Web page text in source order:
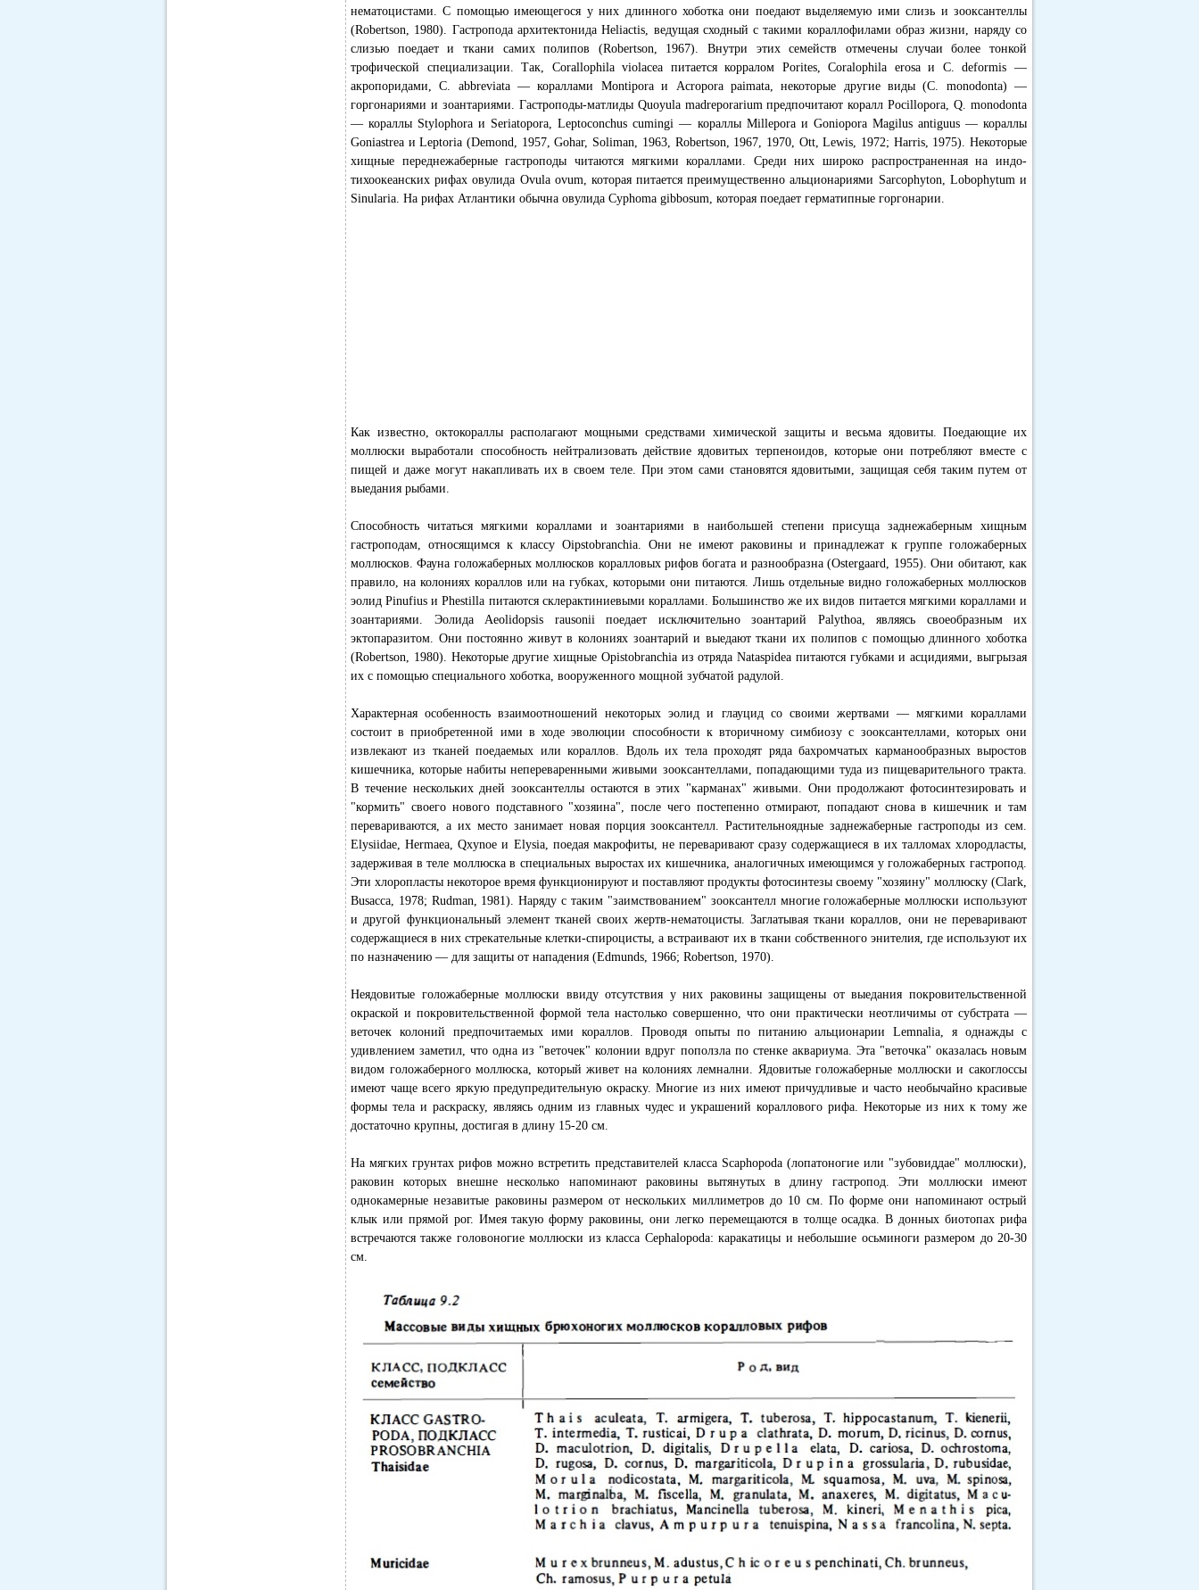
нематоцистами. С помощью имеющегося у них длинного хоботка они поедают выделяемую ими слизь и зооксантеллы
(Robertson, 1980). Гастропода архитектонида Heliactis, ведущая сходный с такими кораллофилами образ жизни, наряду со
слизью поедает и ткани самих полипов (Robertson, 1967). Внутри этих семейств отмечены случаи более тонкой
трофической специализации. Так, Corallophila violacea питается корралом Porites, Coralophila erosa и С. deformis —
акропоридами, С. abbreviata — кораллами Montipora и Acropora paimata, некоторые другие виды (С. monodonta) —
горгонариями и зоантариями. Гастроподы-матлиды Quoyula madreporarium предпочитают коралл Pocillopora, Q. monodonta
— кораллы Stylophora и Seriatopora, Leptoconchus cumingi — кораллы Millepora и Goniopora Magilus antiguus — кораллы
Goniastrea и Leptoria (Demond, 1957, Gohar, Soliman, 1963, Robertson, 1967, 1970, Ott, Lewis, 1972; Harris, 1975). Некоторые
хищные переднежаберные гастроподы читаются мягкими кораллами. Среди них широко распространенная на индо-
тихоокеанских рифах овулида Ovula ovum, которая питается преимущественно альционариями Sarcophyton, Lobophytum и
Sinularia. На рифах Атлантики обычна овулида Cyphoma gibbosum, которая поедает герматипные горгонарии.
Как известно, октокораллы располагают мощными средствами химической защиты и весьма ядовиты. Поедающие их
моллюски выработали способность нейтрализовать действие ядовитых терпеноидов, которые они потребляют вместе с
пищей и даже могут накапливать их в своем теле. При этом сами становятся ядовитыми, защищая себя таким путем от
выедания рыбами.
Способность читаться мягкими кораллами и зоантариями в наибольшей степени присуща заднежаберным хищным
гастроподам, относящимся к классу Oipstobranchia. Они не имеют раковины и принадлежат к группе голожаберных
моллюсков. Фауна голожаберных моллюсков коралловых рифов богата и разнообразна (Ostergaard, 1955). Они обитают, как
правило, на колониях кораллов или на губках, которыми они питаются. Лишь отдельные видно голожаберных моллюсков
эолид Pinufius и Phestilla питаются склерактиниевыми кораллами. Большинство же их видов питается мягкими кораллами и
зоантариями. Эолида Aeolidopsis rausonii поедает исключительно зоантарий Palythoa, являясь своеобразным их
эктопаразитом. Они постоянно живут в колониях зоантарий и выедают ткани их полипов с помощью длинного хоботка
(Robertson, 1980). Некоторые другие хищные Opistobranchia из отряда Nataspidea питаются губками и асцидиями, выгрызая
их с помощью специального хоботка, вооруженного мощной зубчатой радулой.
Характерная особенность взаимоотношений некоторых эолид и глауцид со своими жертвами — мягкими кораллами
состоит в приобретенной ими в ходе эволюции способности к вторичному симбиозу с зооксантеллами, которых они
извлекают из тканей поедаемых или кораллов. Вдоль их тела проходят ряда бахромчатых карманообразных выростов
кишечника, которые набиты непереваренными живыми зооксантеллами, попадающими туда из пищеварительного тракта.
В течение нескольких дней зооксантеллы остаются в этих "карманах" живыми. Они продолжают фотосинтезировать и
"кормить" своего нового подставного "хозяина", после чего постепенно отмирают, попадают снова в кишечник и там
перевариваются, а их место занимает новая порция зооксантелл. Растительноядные заднежаберные гастроподы из сем.
Elysiidae, Hermaea, Qxynoe и Elysia, поедая макрофиты, не переваривают сразу содержащиеся в их талломах хлородласты,
задерживая в теле моллюска в специальных выростах их кишечника, аналогичных имеющимся у голожаберных гастропод.
Эти хлоропласты некоторое время функционируют и поставляют продукты фотосинтезы своему "хозяину" моллюску (Clark,
Busacca, 1978; Rudman, 1981). Наряду с таким "заимствованием" зооксантелл многие голожаберные моллюски используют
и другой функциональный элемент тканей своих жертв-нематоцисты. Заглатывая ткани кораллов, они не переваривают
содержащиеся в них стрекательные клетки-спироцисты, а встраивают их в ткани собственного энителия, где используют их
по назначению — для защиты от нападения (Edmunds, 1966; Robertson, 1970).
Неядовитые голожаберные моллюски ввиду отсутствия у них раковины защищены от выедания покровительственной
окраской и покровительственной формой тела настолько совершенно, что они практически неотличимы от субстрата —
веточек колоний предпочитаемых ими кораллов. Проводя опыты по питанию альционарии Lemnalia, я однажды с
удивлением заметил, что одна из "веточек" колонии вдруг поползла по стенке аквариума. Эта "веточка" оказалась новым
видом голожаберного моллюска, который живет на колониях лемнални. Ядовитые голожаберные моллюски и сакоглоссы
имеют чаще всего яркую предупредительную окраску. Многие из них имеют причудливые и часто необычайно красивые
формы тела и раскраску, являясь одним из главных чудес и украшений кораллового рифа. Некоторые из них к тому же
достаточно крупны, достигая в длину 15-20 см.
На мягких грунтах рифов можно встретить представителей класса Scaphopoda (лопатоногие или "зубовиддае" моллюски),
раковин которых внешне несколько напоминают раковины вытянутых в длину гастропод. Эти моллюски имеют
однокамерные незавитые раковины размером от нескольких миллиметров до 10 см. По форме они напоминают острый
клык или прямой рог. Имея такую форму раковины, они легко перемещаются в толще осадка. В донных биотопах рифа
встречаются также головоногие моллюски из класса Cephalopoda: каракатицы и небольшие осьминоги размером до 20-30
см.